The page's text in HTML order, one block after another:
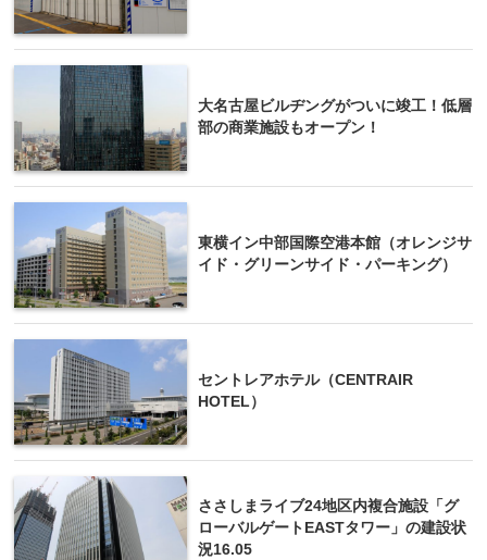
大名古屋ビルヂングがついに竣工！低層
部の商業施設もオープン！
東横イン中部国際空港本館（オレンジサ
イド・グリーンサイド・パーキング）
セントレアホテル（CENTRAIR
HOTEL）
ささしまライブ24地区内複合施設「グ
ローバルゲートEASTタワー」の建設状
況16.05